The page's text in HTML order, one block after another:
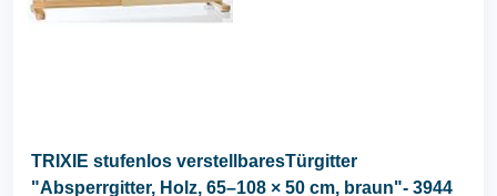
TRIXIE stufenlos verstellbaresTürgitter
"Absperrgitter, Holz, 65–108 × 50 cm, braun"- 3944